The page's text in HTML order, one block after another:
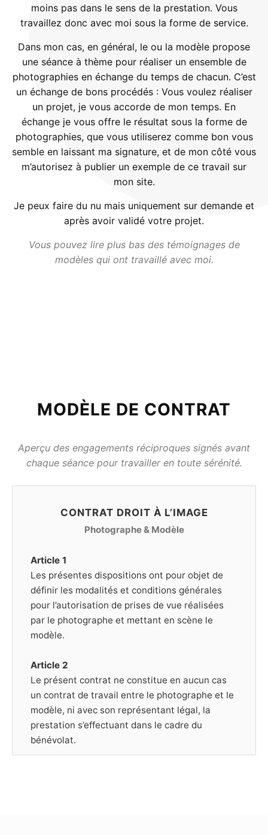
moins pas dans le sens de la prestation. Vous
travaillez donc avec moi sous la forme de service.
Dans mon cas, en général, le ou la modèle propose
une séance à thème pour réaliser un ensemble de
photographies en échange du temps de chacun. C’est
un échange de bons procédés : Vous voulez réaliser
un projet, je vous accorde de mon temps. En
échange je vous offre le résultat sous la forme de
photographies, que vous utiliserez comme bon vous
semble en laissant ma signature, et de mon côté vous
m’autorisez à publier un exemple de ce travail sur
mon site.
Je peux faire du nu mais uniquement sur demande et
après avoir validé votre projet.
Vous pouvez lire plus bas des témoignages de
modèles qui ont travaillé avec moi.
MODÈLE DE CONTRAT
Aperçu des engagements réciproques signés avant
chaque séance pour travailler en toute sérénité.
CONTRAT DROIT À L’IMAGE
Photographe & Modèle
Article 1
Les présentes dispositions ont pour objet de
définir les modalités et conditions générales
pour l’autorisation de prises de vue réalisées
par le photographe et mettant en scène le
modèle.
Article 2
Le présent contrat ne constitue en aucun cas
un contrat de travail entre le photographe et le
modèle, ni avec son représentant légal, la
prestation s’effectuant dans le cadre du
bénévolat.